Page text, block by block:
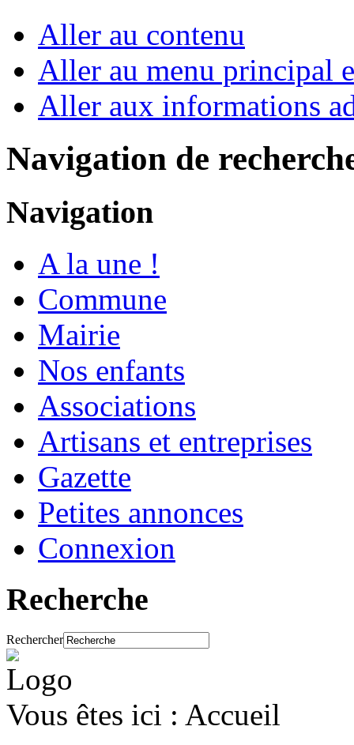
Aller au contenu
Aller au menu principal
Aller aux informations
Navigation de
Navigation
A la une !
Commune
Mairie
Nos enfants
Associations
Artisans et entreprises
Gazette
Petites annonces
Connexion
Recherche
Rechercher
Vous êtes ici : Accueil